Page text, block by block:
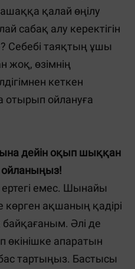
қалай өңілу
сабақ алу керектігін
Себебі таяқтың ұшы
жоқ, өзімнің
кеткен
отырып ойлануға
дейін оқып шыққан
ойланыңыз!
емес. Шынайы
көрген ақшаның қадірі
байқағаным. Әлі де
өкінішке апаратын
тартыңыз. Бастысы